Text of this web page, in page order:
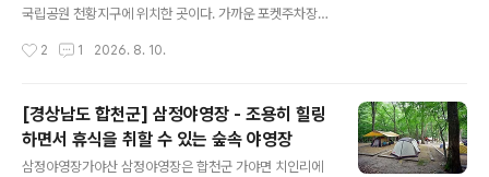
국립공원 천황지구에 위치한 곳이다. 가까운 포켓주차장에
서 캠핑을 즐길 수 있도록 되어있다. 데크마다 테이블이 하
이트에서 전기사용이 가능하며 취사장, 화장실, 샤워장의
편의시설을 갖추고 있다. 무엇보다 국가에서 운영하는 곳
이라 상대적으로 저렴한 가격에 이용할 수 있다는 장점을
갖고 있다. 이곳은 월출산 자연을 가장 가까이서 느낄 수 있
2 1 2026. 8. 10.
[경상남도 합천군] 삼정야영장 - 조용히 힐링
하면서 휴식을 취할 수 있는 숲속 야영장
삼정야영장가야산 삼정야영장은 합천군 가야면 치인리에